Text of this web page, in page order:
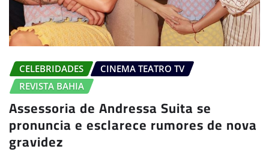
CELEBRIDADES
CINEMA TEATRO TV
REVISTA BAHIA
Assessoria de Andressa Suita se
pronuncia e esclarece rumores de nova
gravidez